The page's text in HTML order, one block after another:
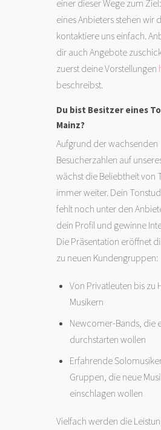
einer dieser Wege zum
eines Anbieters stehen wir
kontaktiere uns einfach.
dir auch Angebote
zuerst deine Vorstellungen
beschreibst.
Du bist Besitzer eines
Mainz?
Aufgrund der wachsenden
Besucherzahlen auf
wächst die Beliebtheit von
immer weiter. Dein
fehlt noch unter den
dein Profil und gewinne
Die Präsentation eröffnet
zu neuen Kundengruppen:
Von Privatleuten bis zu
Musikern
Newcomer-Bands, die
durchstarten wollen
Erfahrende
Gruppen, die neue
einschlagen wollen
Vielfach werden die